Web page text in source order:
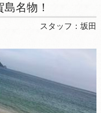
名物！
スタッフ：坂田